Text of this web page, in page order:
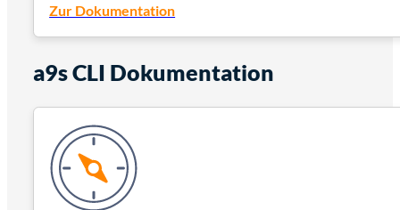
Zur Dokumentation
a9s CLI Dokumentation